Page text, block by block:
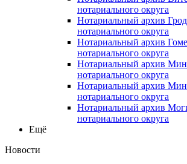
нотариального округа
Нотариальный архив
нотариального округа
Нотариальный архив
нотариального округа
Нотариальный архив
нотариального округа
Нотариальный архив
нотариального округа
Нотариальный архив
нотариального округа
Ещё
Новости